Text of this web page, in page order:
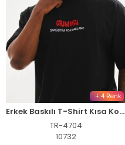
+ 4 Renk
Erkek Baskılı T-Shirt Kısa Kol Bisiklet Yaka Rahat Kalıp Tişört - Siyah
TR-4704
10732